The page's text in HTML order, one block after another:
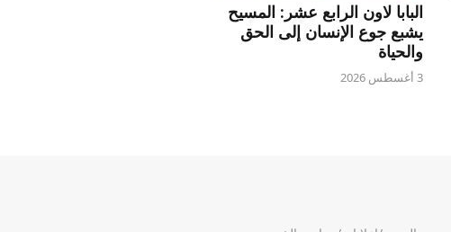
البابا لاون الرابع عشر: المسيح
يشبع جوع الإنسان إلى الحق
والحياة
3 أغسطس 2026